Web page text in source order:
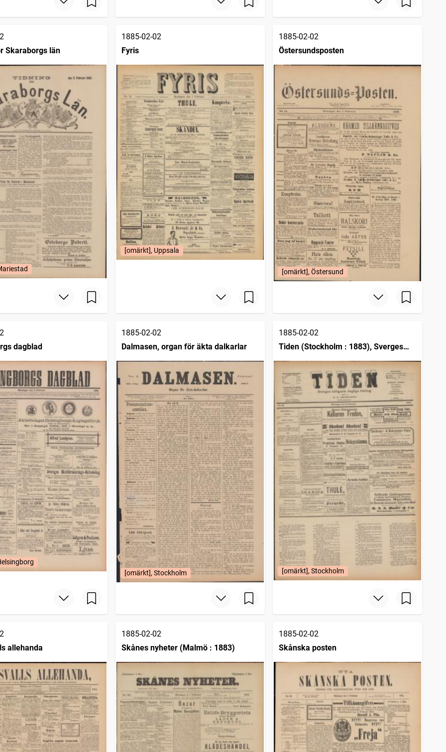
Skaraborgs län
1885-02-02
Fyris
[omärkt], Uppsala
1885-02-02
Östersundsposten
[omärkt], Östersund
dagblad
1885-02-02
Dalmasen, organ för äkta dalkarlar
[omärkt], Stockholm
1885-02-02
Tiden (Stockholm : 1883), Sverges
K.P. Arnoldson
[omärkt], Stockholm
allehanda
1885-02-02
Skånes nyheter (Malmö : 1883)
1885-02-02
Skånska posten